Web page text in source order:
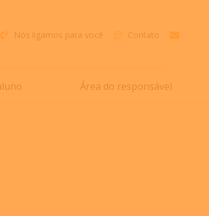
Nós ligamos para você Contato
Área do responsável